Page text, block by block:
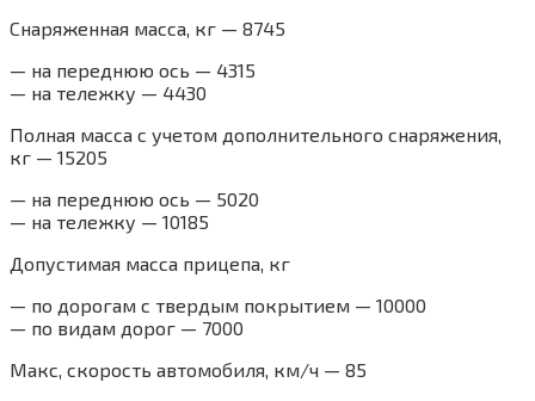
Снаряженная масса, кг — 8745
— на переднюю ось — 4315
— на тележку — 4430
Полная масса с учетом дополнительного снаряжения,
кг — 15205
— на переднюю ось — 5020
— на тележку — 10185
Допустимая масса прицепа, кг
— по дорогам с твердым покрытием — 10000
— по видам дорог — 7000
Макс, скорость автомобиля, км/ч — 85